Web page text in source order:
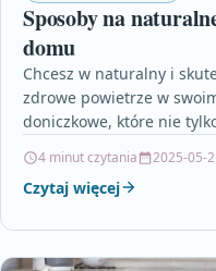
Sposoby na
domu
Chcesz w naturalny i
zdrowe powietrze w
doniczkowe, które nie
4 minut czytania 2025-05-
Czytaj więcej